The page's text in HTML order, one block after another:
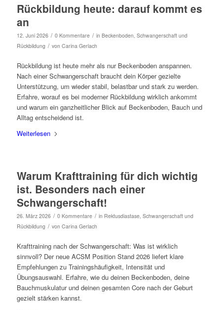
Rückbildung heute: darauf kommt es
an
12. Juni 2026 / 0 Kommentare / in Beckenboden, Schwangerschaft und
Rückbildung / von Carina Gerlach
Rückbildung ist heute mehr als nur Beckenboden anspannen.
Nach einer Schwangerschaft braucht dein Körper gezielte
Unterstützung, um wieder stabil, belastbar und stark zu werden.
Erfahre, worauf es bei moderner Rückbildung wirklich ankommt
und warum ein ganzheitlicher Blick auf Beckenboden, Bauch und
Alltag entscheidend ist.
Weiterlesen
Warum Krafttraining für dich wichtig
ist. Besonders nach einer
Schwangerschaft!
26. März 2026 / 0 Kommentare / in Rektusdiastase, Schwangerschaft und
Rückbildung / von Carina Gerlach
Krafttraining nach der Schwangerschaft: Was ist wirklich
sinnvoll? Der neue ACSM Position Stand 2026 liefert klare
Empfehlungen zu Trainingshäufigkeit, Intensität und
Übungsauswahl. Erfahre, wie du deinen Beckenboden, deine
Bauchmuskulatur und deinen gesamten Core nach der Geburt
gezielt stärken kannst.